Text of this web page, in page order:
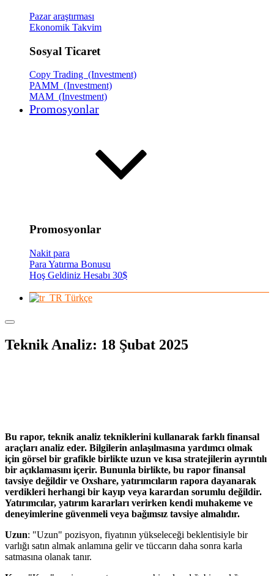
Pazar araştırması
Ekonomik Takvim
Sosyal Ticaret
Copy Trading (Investment)
PAMM (Investment)
MAM (Investment)
Promosyonlar
Promosyonlar
Nakit para
Para Yatırma Bonusu
Hoş Geldiniz Hesabı 30$
Türkçe
Teknik Analiz: 18 Şubat 2025
Bu rapor, teknik analiz tekniklerini kullanarak farklı finansal
araçları analiz eder. Bilgilerin anlaşılmasına yardımcı olmak
için görsel bir grafikle birlikte uzun ve kısa stratejilerin ayrıntılı
bir açıklamasını içerir. Bununla birlikte, bu rapor finansal
tavsiye değildir ve Oxshare, yatırımcıların rapora dayanarak
verdikleri herhangi bir kayıp veya karardan sorumlu değildir.
Yatırımcılar, yatırım kararları verirken kendi muhakeme ve
deneyimlerine güvenmeli veya bağımsız tavsiye almalıdır.
Uzun: "Uzun" pozisyon, fiyatının yükseleceği beklentisiyle bir
varlığı satın almak anlamına gelir ve tüccarın daha sonra karla
satmasına olanak tanır.